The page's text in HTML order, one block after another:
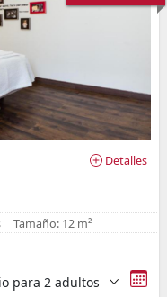
Detalles
Tamaño: 12 m²
para 2 adultos